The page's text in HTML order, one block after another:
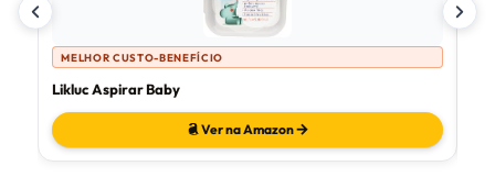
MELHOR CUSTO-BENEFÍCIO
Likluc Aspirar Baby
Ver na Amazon